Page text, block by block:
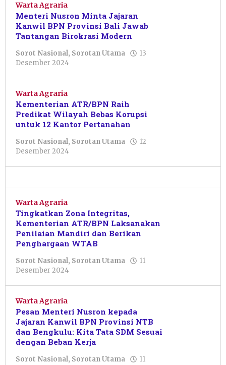
Warta Agraria
Menteri Nusron Minta Jajaran
Kanwil BPN Provinsi Bali Jawab
Tantangan Birokrasi Modern
Sorot Nasional, Sorotan Utama
13
Desember 2024
Warta Agraria
Kementerian ATR/BPN Raih
Predikat Wilayah Bebas Korupsi
untuk 12 Kantor Pertanahan
Sorot Nasional, Sorotan Utama
12
Desember 2024
Shalahuddin
Warta Agraria
Tingkatkan Zona Integritas,
Kementerian ATR/BPN Laksanakan
Penilaian Mandiri dan Berikan
Penghargaan WTAB
Sorot Nasional, Sorotan Utama
11
Desember 2024
Warta Agraria
Pesan Menteri Nusron kepada
Jajaran Kanwil BPN Provinsi NTB
dan Bengkulu: Kita Tata SDM Sesuai
dengan Beban Kerja
Sorot Nasional, Sorotan Utama
11